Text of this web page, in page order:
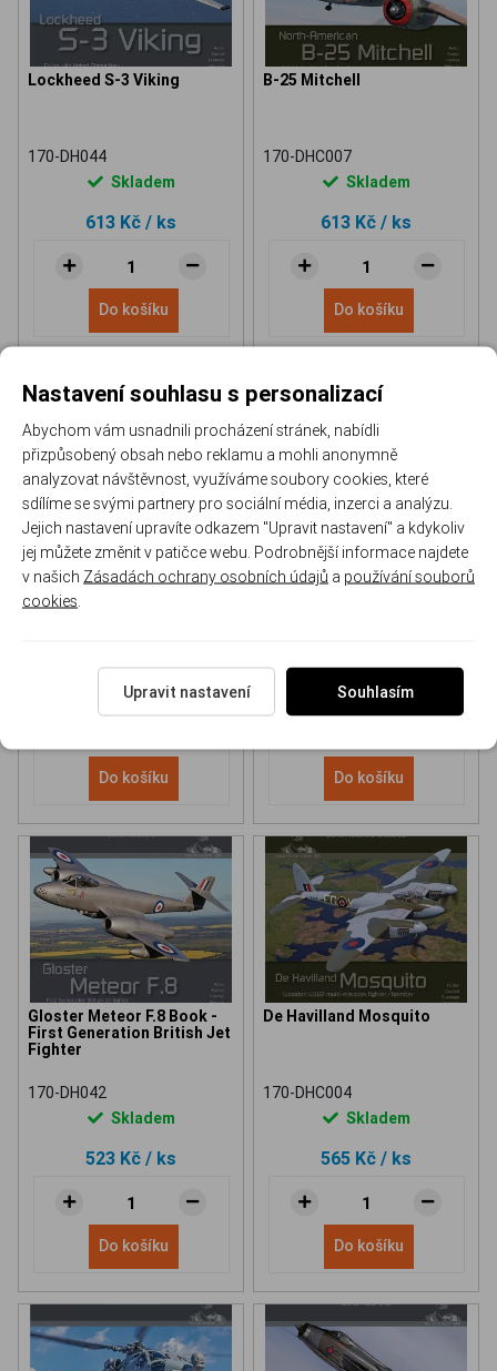
Lockheed S-3 Viking
170-DH044
Skladem
613 Kč / ks
Do košíku
B-25 Mitchell
170-DHC007
Skladem
613 Kč / ks
Do košíku
NH 90 helicopter Book
613 Kč/ ks
Do košíku
P-51D Mustang Book
565 Kč/ ks
Do košíku
Gloster Meteor F.8 Book -
First Generation British Jet
Fighter
170-DH042
Skladem
523 Kč / ks
Do košíku
De Havilland Mosquito
170-DHC004
Skladem
565 Kč / ks
Do košíku
Nastavení souhlasu s personalizací
Abychom vám usnadnili procházení stránek, nabídli
přizpůsobený obsah nebo reklamu a mohli anonymně
analyzovat návštěvnost, využíváme soubory cookies, které
sdílíme se svými partnery pro sociální média, inzerci a analýzu.
Jejich nastavení upravíte odkazem "Upravit nastavení" a kdykoliv
jej můžete změnit v patičce webu. Podrobnější informace najdete
v našich Zásadách ochrany osobních údajů a používání souborů
cookies
Upravit nastavení Souhlasím